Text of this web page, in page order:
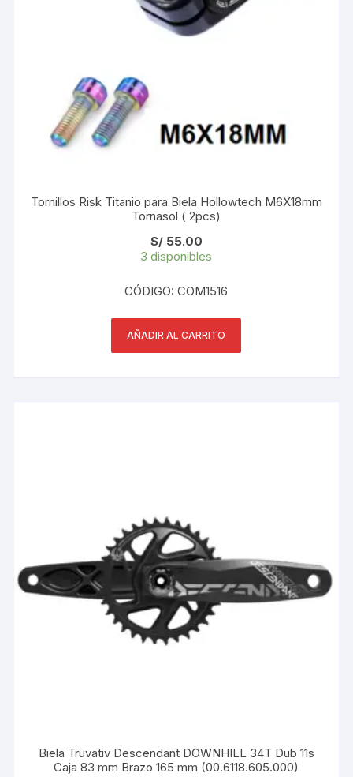
Tornillos Risk Titanio para Biela Hollowtech M6X18mm
Tornasol ( 2pcs)
S/55.00
3 disponibles
CÓDIGO: COM1516
AÑADIR AL CARRITO
Biela Truvativ Descendant DOWNHILL 34T Dub 11s
Caja 83 mm Brazo 165 mm (00.6118.605.000)